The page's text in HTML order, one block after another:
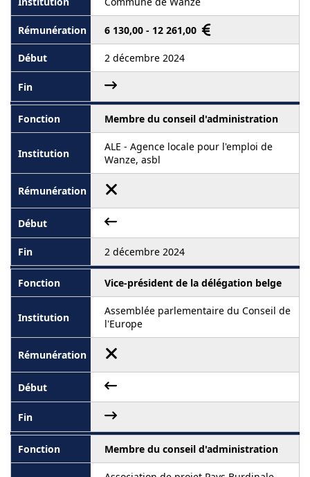
6 130,00 - 12 261,00
2 décembre 2024
Membre du conseil d'administration
ALE - Agence locale pour l'emploi de
Wanze, asbl
2 décembre 2024
Vice-président de la délégation belge
Assemblée parlementaire du Conseil de
l'Europe
Membre du conseil d'administration